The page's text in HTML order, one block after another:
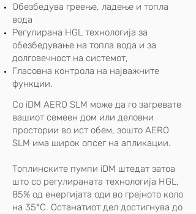
Обезбедува греење, ладење и топла
вода
Регулирана HGL технологија за
обезбедување на топла вода и за
долговечност на системот,
Гласовна контрола на најважните
функции.
Со iDM AERO SLM може да го загревате
вашиот семеен дом или деловни
простории во ист обем, зошто AERO
SLM има широк опсег на апликации.
Топлинските пумпи iDM штедат затоа
што со регулираната технологија HGL,
85% од енергијата оди во грејното коло
на 35°C. Останатиот дел достигнува до